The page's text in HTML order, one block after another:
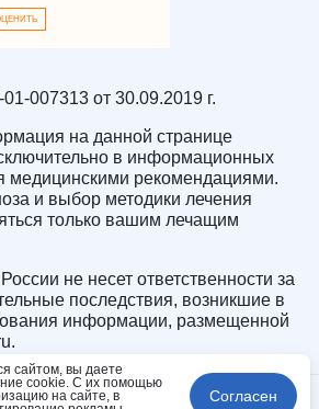
007313 от 30.09.2019 г.
на данной странице
в информационных
медицинскими рекомендациями.
и выбор методики лечения
только вашим лечащим
не несет ответственности за
последствия, возникшие в
информации, размещенной
сайтом, вы даете
cookie. С их помощью
на сайте, в
Согласен